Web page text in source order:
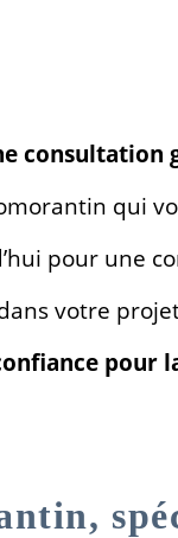
consultation
qui
pour une
votre